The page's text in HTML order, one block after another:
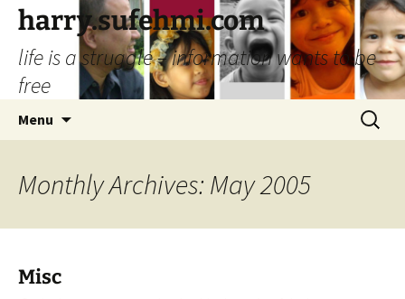
Skip
content
harry.sufehmi.com
life is a struggle – information wants to be
free
Menu
Search
for:
Monthly Archives: May 2005
Misc